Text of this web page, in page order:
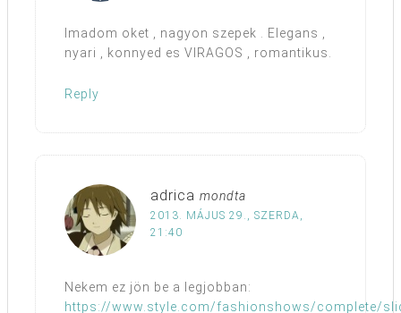
Imadom oket , nagyon szepek . Elegans ,
nyari , konnyed es VIRAGOS , romantikus.
Reply
adrica mondta
2013. MÁJUS 29., SZERDA,
21:40
Nekem ez jön be a legjobban:
https://www.style.com/fashionshows/complete/